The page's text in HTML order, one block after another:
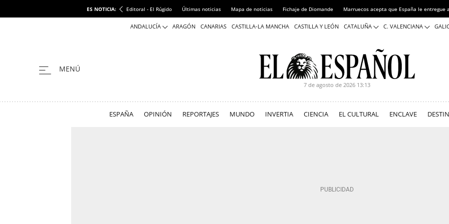
ES NOTICIA: Editoral - El Rúgido Últimas noticias Mapa de noticias Fichaje de Diomande Marruecos acepta que España le entregue
ANDALUCÍA ARAGÓN CANARIAS CASTILLA-LA MANCHA CASTILLA Y LEÓN CATALUÑA C. VALENCIANA
7 de agosto de 2026 13:13
ESPAÑA OPINIÓN REPORTAJES MUNDO INVERTIA CIENCIA EL CULTURAL ENCLAVE